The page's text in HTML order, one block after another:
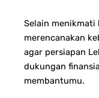
Selain menikmati
merencanakan
agar persiapan
dukungan
membantumu.